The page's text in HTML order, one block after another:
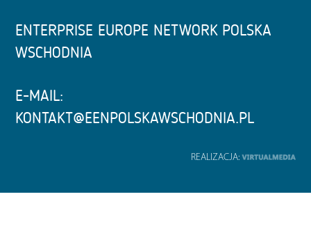
ENTERPRISE EUROPE NETWORK POLSKA
WSCHODNIA
E-MAIL:
KONTAKT@EENPOLSKAWSCHODNIA.PL
REALIZACJA: